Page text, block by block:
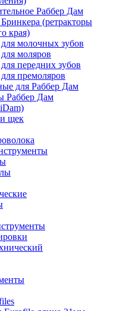
Раббер Дам
(ретракторы
края)
молочных зубов
моляров
передних зубов
премоляров
для Раббер Дам
Раббер Дам
и щек